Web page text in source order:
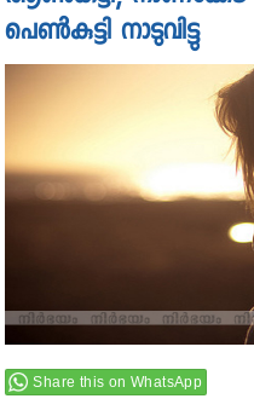
പെണ്‍കുട്ടി നാടുവിട്ടു
Share this on WhatsApp